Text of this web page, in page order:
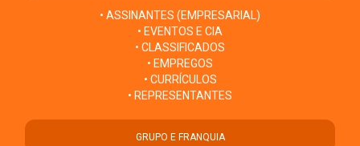
• ASSINANTES (EMPRESARIAL)
• EVENTOS E CIA
• CLASSIFICADOS
• EMPREGOS
• CURRÍCULOS
• REPRESENTANTES
GRUPO E FRANQUIA